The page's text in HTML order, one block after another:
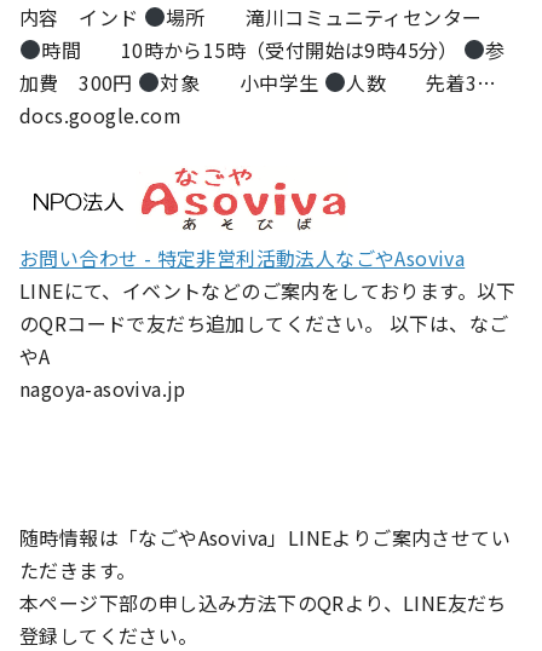
内容 インド
場所 滝川コミュニティセンター
時間 10時から15時（受付開始は9時45分）
参
加費 300円
対象 小中学生
人数 先着3…
docs.google.com
お問い合わせ - 特定非営利活動法人なごやAsoviva
LINEにて、イベントなどのご案内をしております。以下
のQRコードで友だち追加してください。 以下は、なご
やA
nagoya-asoviva.jp
随時情報は「なごやAsoviva」LINEよりご案内させてい
ただきます。
本ページ下部の申し込み方法下のQRより、LINE友だち
登録してください。